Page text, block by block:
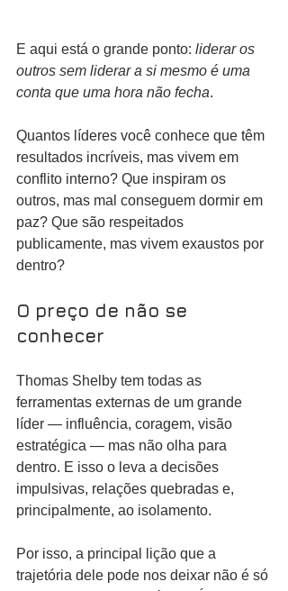
E aqui está o grande ponto: liderar os
outros sem liderar a si mesmo é uma
conta que uma hora não fecha.
Quantos líderes você conhece que têm
resultados incríveis, mas vivem em
conflito interno? Que inspiram os
outros, mas mal conseguem dormir em
paz? Que são respeitados
publicamente, mas vivem exaustos por
dentro?
O preço de não se
conhecer
Thomas Shelby tem todas as
ferramentas externas de um grande
líder — influência, coragem, visão
estratégica — mas não olha para
dentro. E isso o leva a decisões
impulsivas, relações quebradas e,
principalmente, ao isolamento.
Por isso, a principal lição que a
trajetória dele pode nos deixar não é só